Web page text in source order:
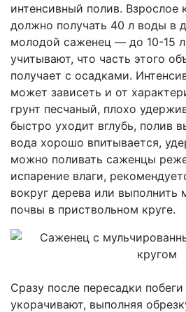
интенсивный полив. Взрослое
должно получать 40 л воды в
молодой саженец — до 10-15
учитывают, что часть этого
получает с осадками.
может зависеть и от
грунт песчаный, плохо
быстро уходит вглубь, полив
вода хорошо впитывается,
можно поливать саженцы
испарение влаги,
вокруг дерева или выполнить
почвы в приствольном круге.
Сразу после пересадки
укорачивают, выполняя